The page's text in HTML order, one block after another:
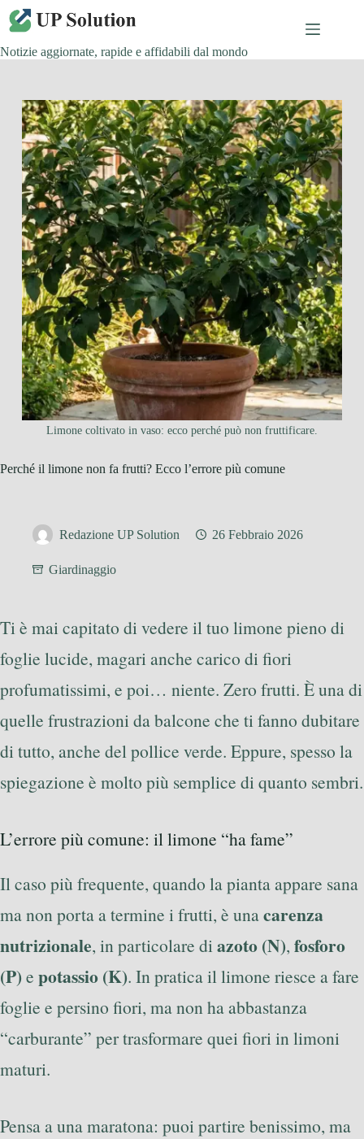
Salta
contenuto
Notizie aggiornate, rapide e affidabili dal mondo
Limone coltivato in vaso: ecco perché può non fruttificare.
Perché il limone non fa frutti? Ecco l’errore più comune
Redazione UP Solution 26 Febbraio 2026
Giardinaggio
Ti è mai capitato di vedere il tuo limone pieno di
foglie lucide, magari anche carico di fiori
profumatissimi, e poi… niente. Zero frutti. È una di
quelle frustrazioni da balcone che ti fanno dubitare
di tutto, anche del pollice verde. Eppure, spesso la
spiegazione è molto più semplice di quanto sembri.
L’errore più comune: il limone “ha fame”
Il caso più frequente, quando la pianta appare sana
ma non porta a termine i frutti, è unacarenza
nutrizionale, in particolare diazoto (N), fosforo
(P)e potassio (K). In pratica il limone riesce a fare
foglie e persino fiori, ma non ha abbastanza
“carburante” per trasformare quei fiori in limoni
maturi.
Pensa a una maratona: puoi partire benissimo, ma